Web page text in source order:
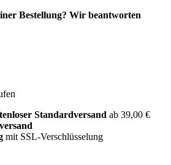
Bestellung? Wir beantworten
Standardversand ab 39,00 €
mit SSL-Verschlüsselung